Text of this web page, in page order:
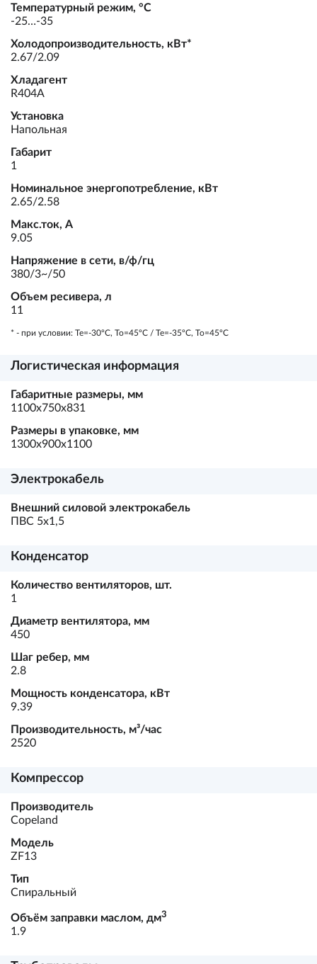
Температурный режим, °С
-25…-35
Холодопроизводительность, кВт*
2.67/2.09
Хладагент
R404A
Установка
Напольная
Габарит
1
Номинальное энергопотребление, кВт
2.65/2.58
Макс.ток, А
9.05
Напряжение в сети, в/ф/гц
380/3~/50
Объем ресивера, л
11
* - при условии: Te=-30ºC, To=45ºC / Te=-35ºC, To=45ºC
Логистическая информация
Габаритные размеры, мм
1100х750х831
Размеры в упаковке, мм
1300х900х1100
Электрокабель
Внешний силовой электрокабель
ПВС 5х1,5
Конденсатор
Количество вентиляторов, шт.
1
Диаметр вентилятора, мм
450
Шаг ребер, мм
2.8
Мощность конденсатора, кВт
9.39
Производительность, м³/час
2520
Компрессор
Производитель
Copeland
Модель
ZF13
Тип
Спиральный
Объём заправки маслом, дм3
1.9